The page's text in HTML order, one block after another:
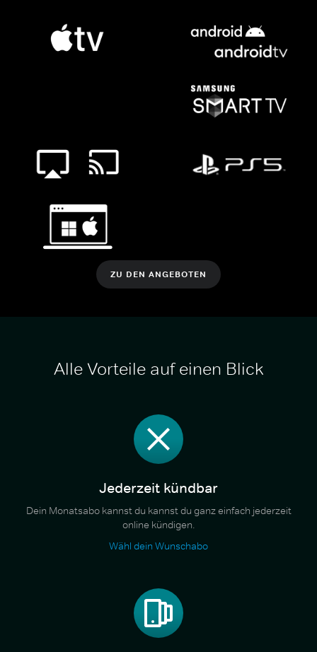
ZU DEN ANGEBOTEN
Alle Vorteile auf einen Blick
Jederzeit kündbar
Dein Monatsabo kannst du kannst du ganz einfach jederzeit
online kündigen.
Wähl dein Wunschabo